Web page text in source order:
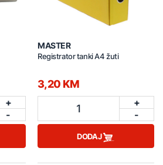
+
-
MASTER
Registrator tanki A4 žuti
3,20 KM
1
+
-
DODAJ